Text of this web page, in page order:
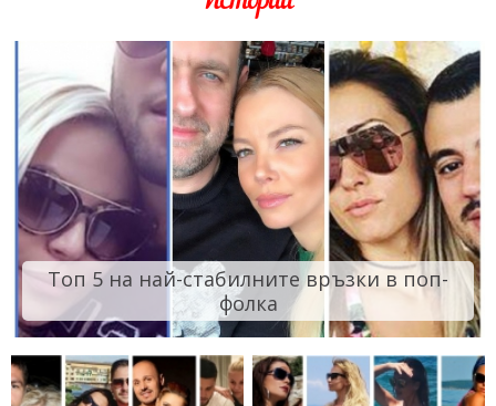
Топ 5 на най-стабилните връзки в поп-
фолка